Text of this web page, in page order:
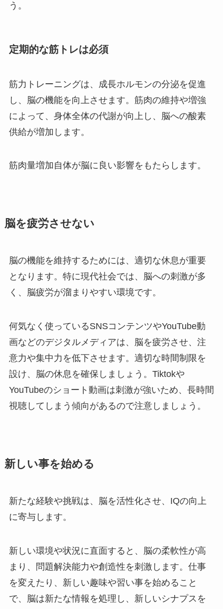
う。
定期的な筋トレは必須
筋力トレーニングは、成長ホルモンの分泌を促進
し、脳の機能を向上させます。筋肉の維持や増強
によって、身体全体の代謝が向上し、脳への酸素
供給が増加します。
筋肉量増加自体が脳に良い影響をもたらします。
脳を疲労させない
脳の機能を維持するためには、適切な休息が重要
となります。特に現代社会では、脳への刺激が多
く、脳疲労が溜まりやすい環境です。
何気なく使っているSNSコンテンツやYouTube動
画などのデジタルメディアは、脳を疲労させ、注
意力や集中力を低下させます。適切な時間制限を
設け、脳の休息を確保しましょう。Tiktokや
YouTubeのショート動画は刺激が強いため、長時間
視聴してしまう傾向があるので注意しましょう。
新しい事を始める
新たな経験や挑戦は、脳を活性化させ、IQの向上
に寄与します。
新しい環境や状況に直面すると、脳の柔軟性が高
まり、問題解決能力や創造性を刺激します。仕事
を変えたり、新しい趣味や習い事を始めること
で、脳は新たな情報を処理し、新しいシナプスを